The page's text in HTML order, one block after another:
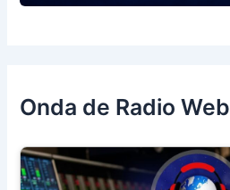
Onda de Radio Web